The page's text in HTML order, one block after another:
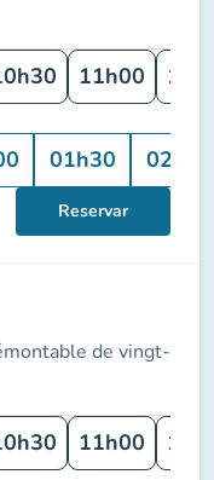
11h00
01h30 02h00
Reservar
de vingt-
11h00